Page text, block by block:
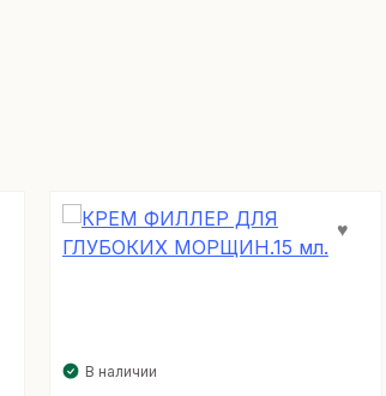
В наличии